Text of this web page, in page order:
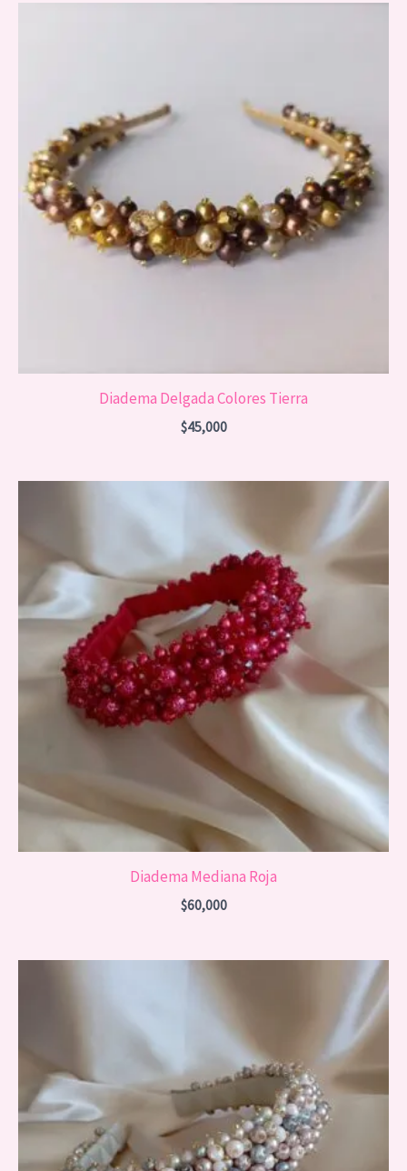
Diadema Delgada Colores Tierra
$45,000
Diadema Mediana Roja
$60,000